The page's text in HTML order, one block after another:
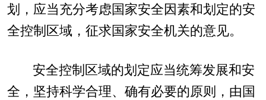
划，应当充分考虑国家安全因素和划定的安
全控制区域，征求国家安全机关的意见。
安全控制区域的划定应当统筹发展和安
全，坚持科学合理、确有必要的原则，由国